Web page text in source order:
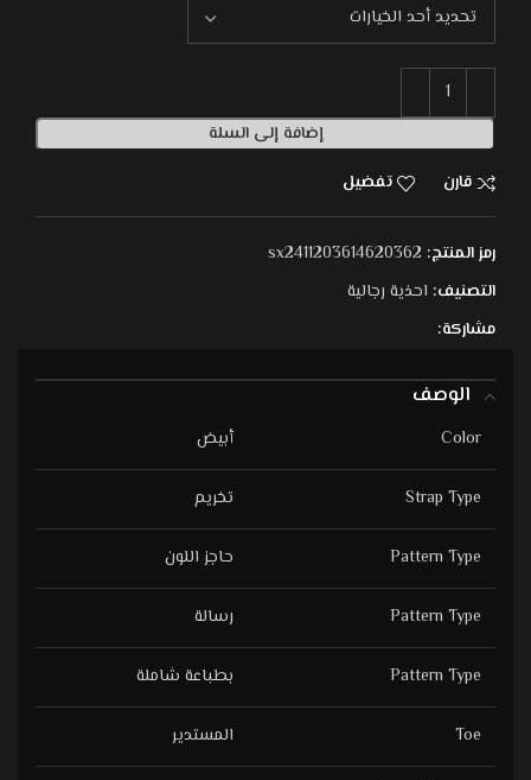
إضافة إلى السلة
قارن
تفضيل
رمز المنتج: sx2411203614620362
التصنيف: احذية رجالية
مشاركة:
الوصف
Color أبيض
Strap Type تخريم
Pattern Type حاجز اللون
Pattern Type رسالة
Pattern Type بطباعة شاملة
Toe المستدير